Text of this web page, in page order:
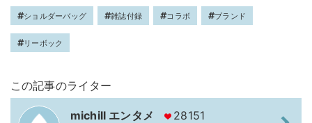
ショルダーバッグ 雑誌付録 コラボ ブランド
リーボック
この記事のライター
michill エンタメ 28151